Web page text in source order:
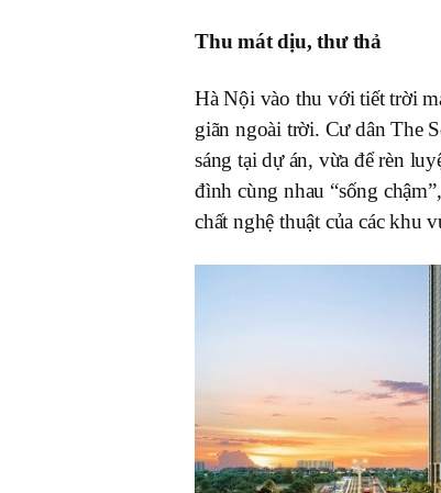
Thu mát dịu, thư thả
Hà Nội vào thu với tiết trời
giãn ngoài trời. Cư dân The
sáng tại dự án, vừa để rèn
đình cùng nhau “sống
chất nghệ thuật của các khu